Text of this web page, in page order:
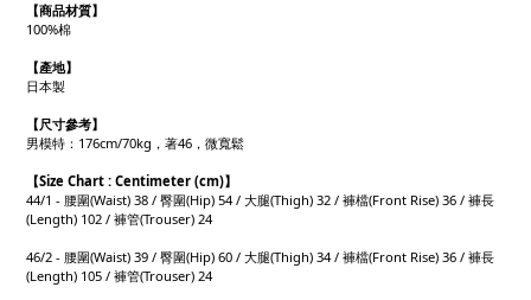
【商品材質】
100%棉
【產地】
日本製
【尺寸參考】
男模特：176cm/70kg，著46，微寬鬆
【Size Chart : Centimeter (cm)】
44/1 - 腰圍(Waist) 38 / 臀圍(Hip) 54 / 大腿(Thigh) 32 / 褲檔(Front Rise) 36 / 褲長
(Length) 102 / 褲管(Trouser) 24
46/2 - 腰圍(Waist) 39 / 臀圍(Hip) 60 / 大腿(Thigh) 34 / 褲檔(Front Rise) 36 / 褲長
(Length) 105 / 褲管(Trouser) 24